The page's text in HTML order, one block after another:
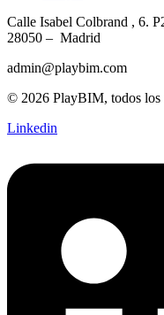
Calle Isabel Colbrand , 6.
28050 – Madrid
admin@playbim.com
© 2026 PlayBIM, todos los
Linkedin